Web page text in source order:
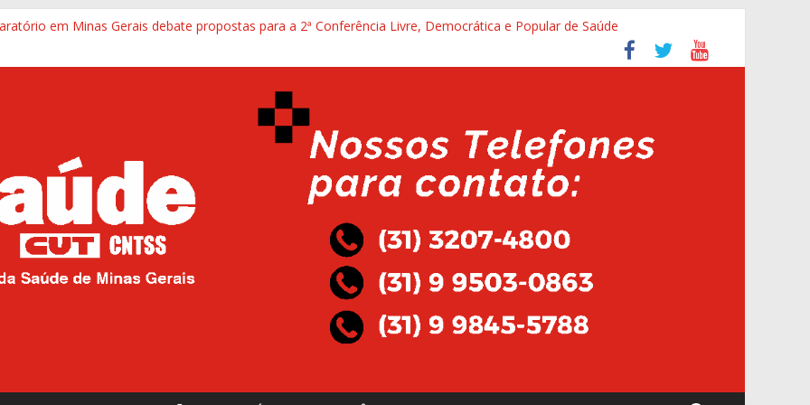
em Minas Gerais debate propostas para a 2ª Conferência Livre, Democrática e Popular de Saúde
mínima para aposentadoria especial e reforça proteção a trabalhadores da saúde que recebem insalubridade
mineiro: Justiça determina a reabertura integral do Hospital Maria Amélia Lins
Pedro Leopoldo esteve na sede do Sind-Saúde para defender lei dos Agentes na cidade